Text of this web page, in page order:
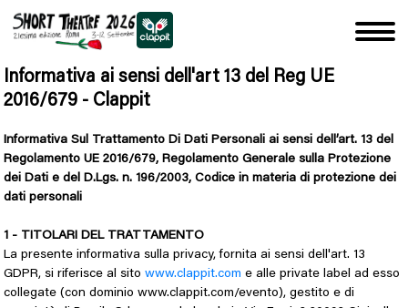
Informativa ai sensi dell'art 13 del Reg UE
2016/679 - Clappit
Informativa Sul Trattamento Di Dati Personali ai sensi dell’art. 13 del
Regolamento UE 2016/679, Regolamento Generale sulla Protezione
dei Dati e del D.Lgs. n. 196/2003, Codice in materia di protezione dei
dati personali
1 - TITOLARI DEL TRATTAMENTO
La presente informativa sulla privacy, fornita ai sensi dell'art. 13
GDPR, si riferisce al sito www.clappit.com e alle private label ad esso
collegate (con dominio www.clappit.com/evento), gestito e di